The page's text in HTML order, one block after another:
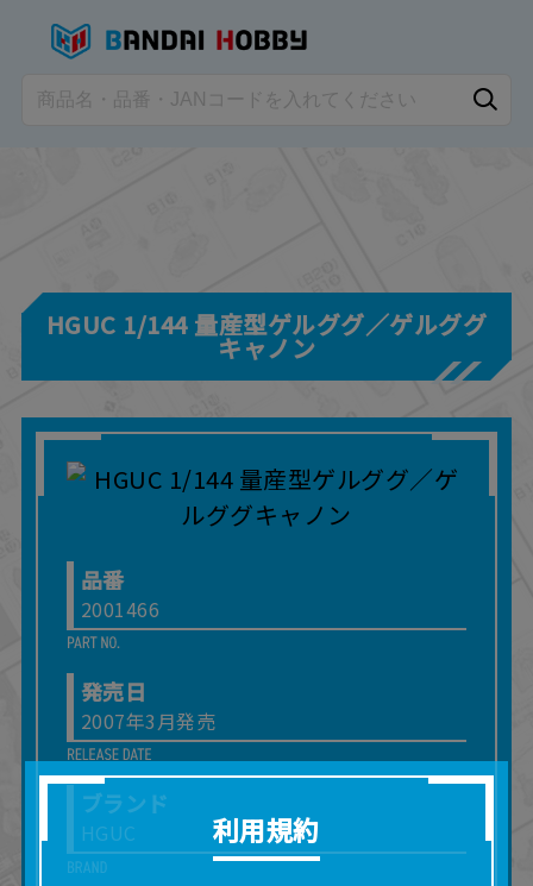
HGUC 1/144 量産型ゲルググ／ゲルググ
キャノン
品番
2001466
発売日
2007年3月発売
ブランド
HGUC 利用規約